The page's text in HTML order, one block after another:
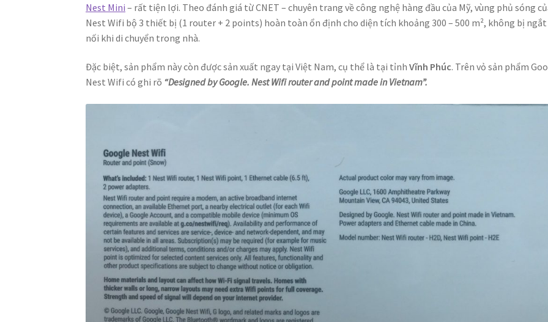
Nest Mini – rất tiện lợi. Theo đánh giá từ CNET – chuyên trang về công nghệ hàng đầu của Mỹ, vùng phủ sóng
Nest Wifi bộ 3 thiết bị (1 router + 2 points) hoàn toàn ổn định cho diện tích khoảng 300 – 500 m², không bị
nối khi di chuyển trong nhà.
Đặc biệt, sản phẩm này còn được sản xuất ngay tại Việt Nam, cụ thể là tại tỉnhVĩnh Phúc. Trên vỏ sản phẩm
Nest Wifi có ghi rõ “Designed by Google. Nest Wifi router and point made in Vietnam”.